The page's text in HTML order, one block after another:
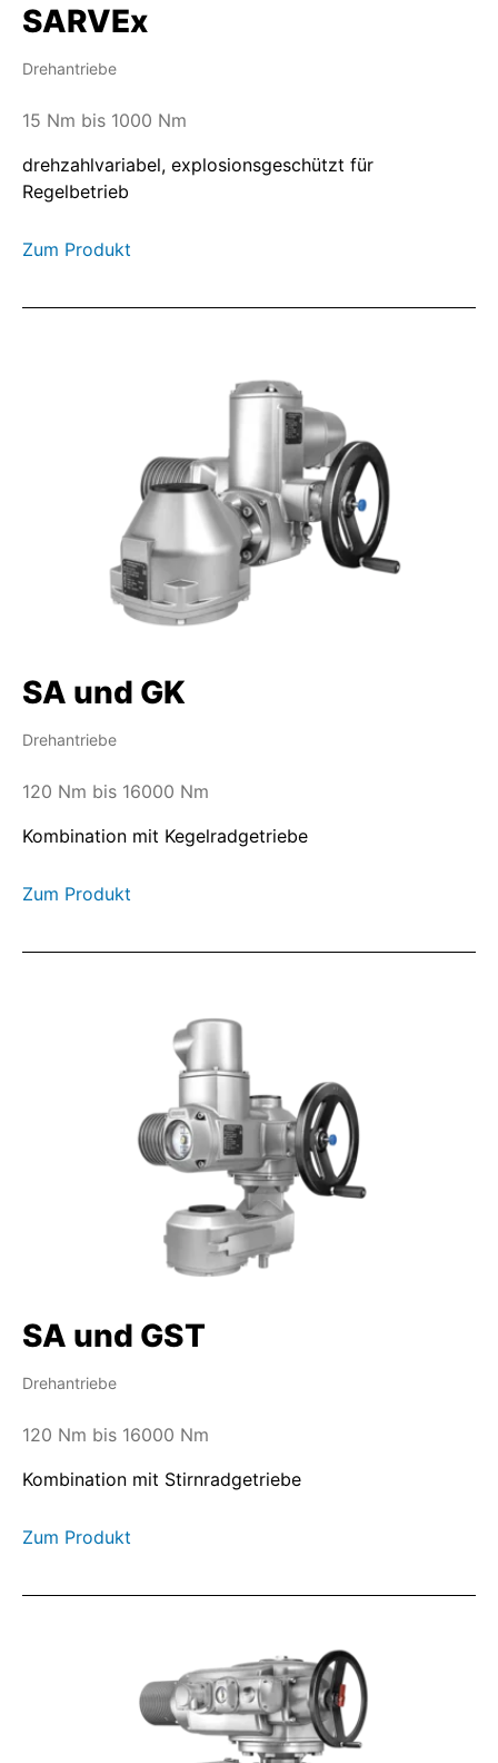
SARVEx
Drehantriebe
15 Nm bis 1000 Nm
drehzahlvariabel, explosionsgeschützt für
Regelbetrieb
Zum Produkt
SA und GK
Drehantriebe
120 Nm bis 16000 Nm
Kombination mit Kegelradgetriebe
Zum Produkt
SA und GST
Drehantriebe
120 Nm bis 16000 Nm
Kombination mit Stirnradgetriebe
Zum Produkt